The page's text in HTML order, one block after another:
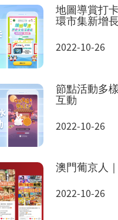
地圖導賞打
環市集新增
2022-10-26
節點活動多
互動
2022-10-26
澳門葡京人
2022-10-26